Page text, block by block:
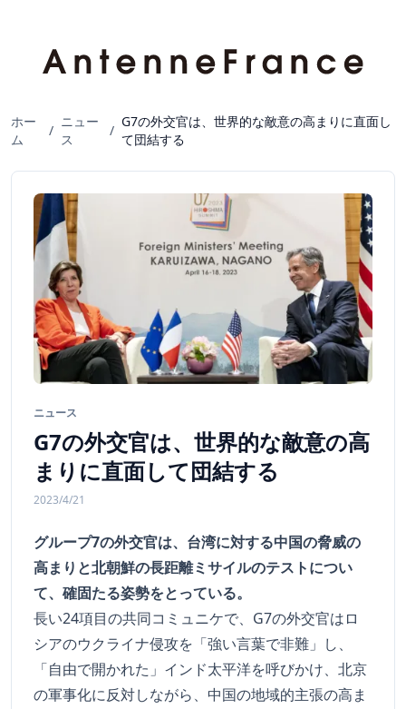
ホー
ム
/
ニュー
ス
/
G7の外交官は、世界的な敵意の高まりに直面し
て団結する
ニュース
G7の外交官は、世界的な敵意の高
まりに直面して団結する
2023/4/21
グループ7の外交官は、台湾に対する中国の脅威の
高まりと北朝鮮の長距離ミサイルのテストについ
て、確固たる姿勢をとっている。
長い24項目の共同コミュニケで、G7の外交官はロ
シアのウクライナ侵攻を「強い言葉で非難」し、
「自由で開かれた」インド太平洋を呼びかけ、北京
の軍事化に反対しながら、中国の地域的主張の高ま